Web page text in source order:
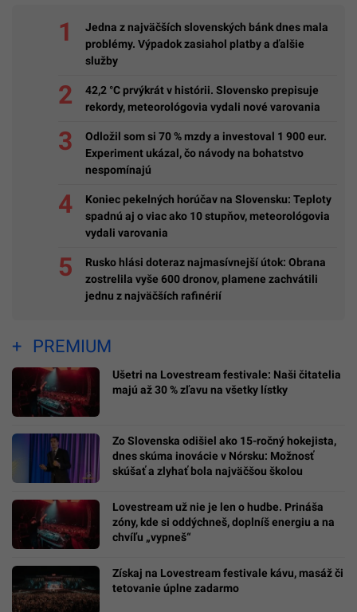
Jedna z najväčších slovenských bánk dnes mala
problémy. Výpadok zasiahol platby a ďalšie
služby
42,2 °C prvýkrát v histórii. Slovensko prepisuje
rekordy, meteorológovia vydali nové varovania
Odložil som si 70 % mzdy a investoval 1 900 eur.
Experiment ukázal, čo návody na bohatstvo
nespomínajú
Koniec pekelných horúčav na Slovensku: Teploty
spadnú aj o viac ako 10 stupňov, meteorológovia
vydali varovania
Rusko hlási doteraz najmasívnejší útok: Obrana
zostrelila vyše 600 dronov, plamene zachvátili
jednu z najväčších rafinérií
PREMIUM
Ušetri na Lovestream festivale: Naši čitatelia
majú až 30 % zľavu na všetky lístky
Zo Slovenska odišiel ako 15-ročný hokejista,
dnes skúma inovácie v Nórsku: Možnosť
skúšať a zlyhať bola najväčšou školou
Lovestream už nie je len o hudbe. Prináša
zóny, kde si oddýchneš, doplníš energiu a na
chvíľu „vypneš“
Získaj na Lovestream festivale kávu, masáž či
tetovanie úplne zadarmo